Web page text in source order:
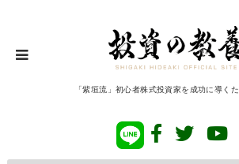
「紫垣流」初心者株式投資家を成功に導く